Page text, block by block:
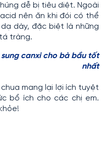
dễ bị tiêu diệt. Ngoài
nên ăn khi đói có thể
dày, đặc biệt là những
tràng.
sung canxi cho bà bầu tốt
nhất
mang lại lợi ích tuyệt
bổ ích cho các chị em.